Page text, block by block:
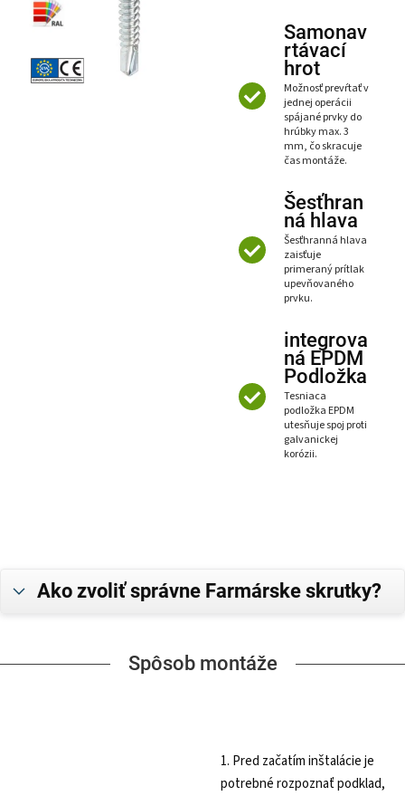
Samonav
rtávací
hrot
Možnosť prevŕtať v
jednej operácii
spájané prvky do
hrúbky max. 3
mm, čo skracuje
čas montáže.
Šesťhran
ná hlava
Šesťhranná hlava
zaisťuje
primeraný prítlak
upevňovaného
prvku.
integrova
ná EPDM
Podložka
Tesniaca
podložka EPDM
utesňuje spoj proti
galvanickej
korózii.
Ako zvoliť správne Farmárske skrutky?
Spôsob montáže
1. Pred začatím inštalácie je
potrebné rozpoznať podklad,